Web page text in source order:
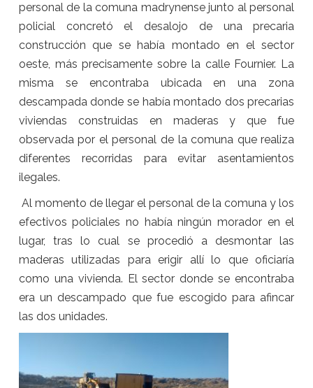
personal de la comuna madrynense junto al personal
policial concretó el desalojo de una precaria
construcción que se había montado en el sector
oeste, más precisamente sobre la calle Fournier. La
misma se encontraba ubicada en una zona
descampada donde se había montado dos precarias
viviendas construidas en maderas y que fue
observada por el personal de la comuna que realiza
diferentes recorridas para evitar asentamientos
ilegales.
Al momento de llegar el personal de la comuna y los
efectivos policiales no había ningún morador en el
lugar, tras lo cual se procedió a desmontar las
maderas utilizadas para erigir allí lo que oficiaría
como una vivienda. El sector donde se encontraba
era un descampado que fue escogido para afincar
las dos unidades.